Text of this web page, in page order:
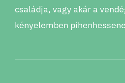
családja, vagy akár a
kényelemben